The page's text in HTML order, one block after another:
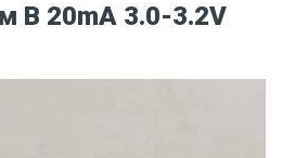
B 20mA 3.0-3.2V